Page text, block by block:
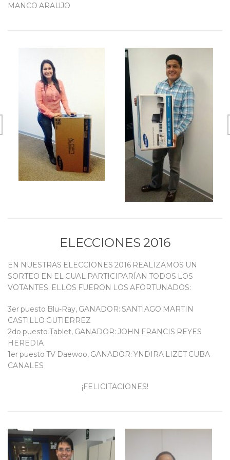
MANCO ARAUJO
ELECCIONES 2016
EN NUESTRAS ELECCIONES 2016 REALIZAMOS UN
SORTEO EN EL CUAL PARTICIPARÍAN TODOS LOS
VOTANTES. ELLOS FUERON LOS AFORTUNADOS:
3er puesto Blu-Ray, GANADOR: SANTIAGO MARTIN
CASTILLO GUTIERREZ
2do puesto Tablet, GANADOR: JOHN FRANCIS REYES
HEREDIA
1er puesto TV Daewoo, GANADOR: YNDIRA LIZET CUBA
CANALES
¡FELICITACIONES!